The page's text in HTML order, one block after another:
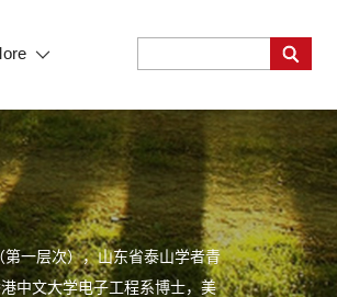
一层次），山东省泰山学者青
中文大学电子工程系博士，美